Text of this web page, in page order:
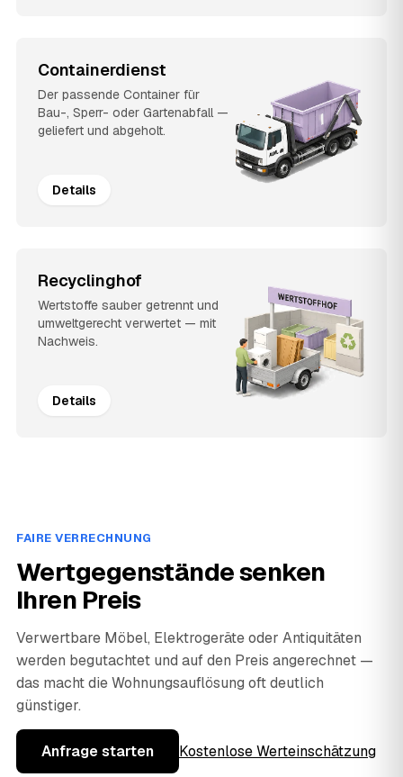
Containerdienst
Der passende Container für
Bau-, Sperr- oder Gartenabfall —
geliefert und abgeholt.
Details
Recyclinghof
Wertstoffe sauber getrennt und
umweltgerecht verwertet — mit
Nachweis.
Details
FAIRE VERRECHNUNG
Wertgegenstände senken
Ihren Preis
Verwertbare Möbel, Elektrogeräte oder Antiquitäten
werden begutachtet und auf den Preis angerechnet —
das macht die Wohnungsauflösung oft deutlich
günstiger.
Anfrage starten Kostenlose Werteinschätzung